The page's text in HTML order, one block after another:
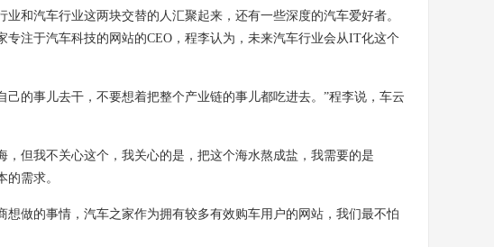
汽车行业这两块交替的人汇聚起来，还有一些深度的汽车爱好者。
注于汽车科技的网站的CEO，程李认为，未来汽车行业会从IT化这个
事儿去干，不要想着把整个产业链的事儿都吃进去。”程李说，车云
但我不关心这个，我关心的是，把这个海水熬成盐，我需要的是
需求。
做的事情，汽车之家作为拥有较多有效购车用户的网站，我们最不怕